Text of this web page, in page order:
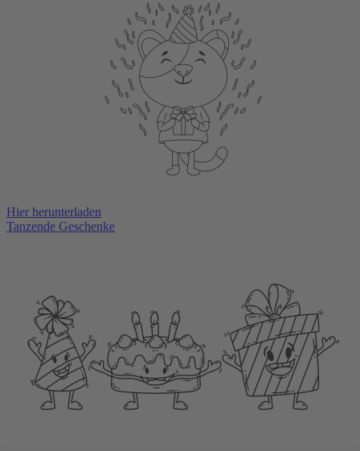
Hier herunterladen
Tanzende Geschenke